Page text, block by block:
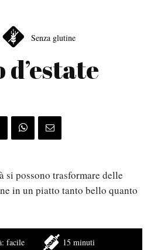
Senza glutine
si possono trasformare delle
in un piatto tanto bello quanto
facile
15 minuti